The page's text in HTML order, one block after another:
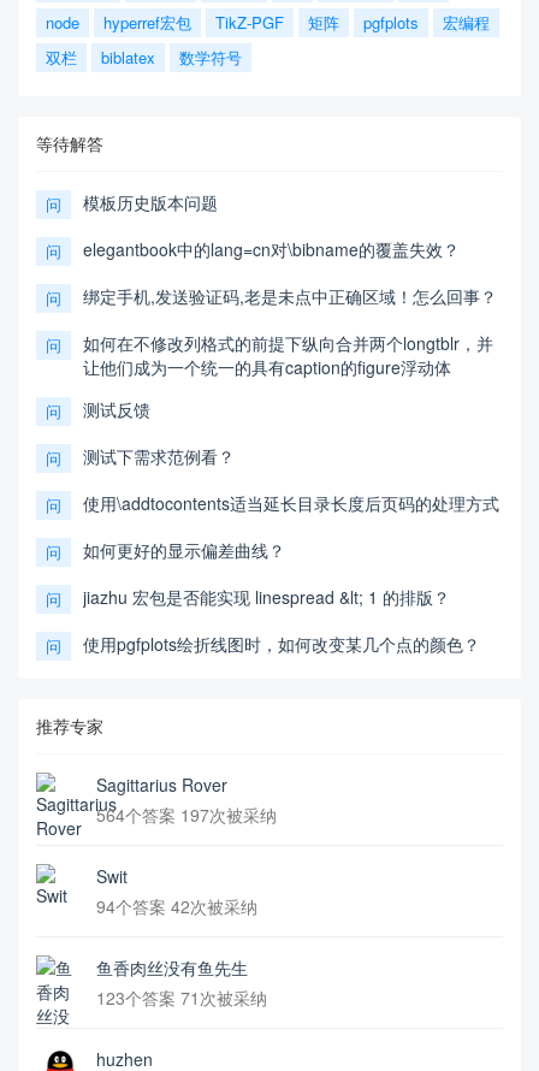
node
hyperref宏包 TikZ-PGF 矩阵 pgfplots
宏编程
双栏
biblatex 数学符号
等待解答
问 模板历史版本问题
问 elegantbook中的lang=cn对\bibname的覆盖失效？
问 绑定手机,发送验证码,老是未点中正确区域！怎么回事？
问
如何在不修改列格式的前提下纵向合并两个longtblr，并
让他们成为一个统一的具有caption的figure浮动体
问 测试反馈
问 测试下需求范例看？
问 使用\addtocontents适当延长目录长度后页码的处理方式
问 如何更好的显示偏差曲线？
问 jiazhu 宏包是否能实现 linespread &lt; 1 的排版？
问 使用pgfplots绘折线图时，如何改变某几个点的颜色？
推荐专家
Sagittarius Rover
564个答案 197次被采纳
Swit
94个答案 42次被采纳
鱼香肉丝没有鱼先生
123个答案 71次被采纳
huzhen